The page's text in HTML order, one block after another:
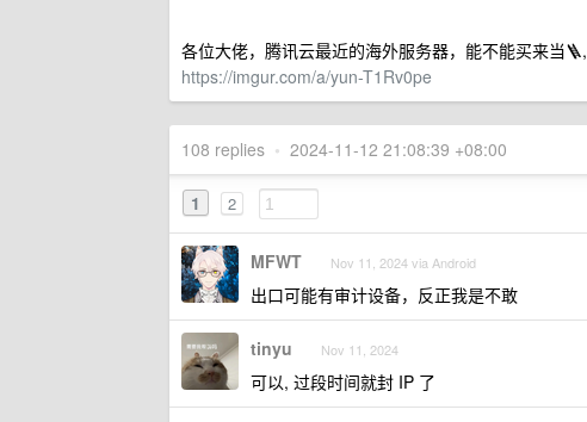
各位大佬，腾讯云最近的海外服务器，能不能买来当🪜,
https://imgur.com/a/yun-T1Rv0pe
108 replies • 2024-11-12 21:08:39 +08:00
1 2
MFWT Nov 11, 2024 via Android
出口可能有审计设备，反正我是不敢
tinyu Nov 11, 2024
可以, 过段时间就封 IP 了